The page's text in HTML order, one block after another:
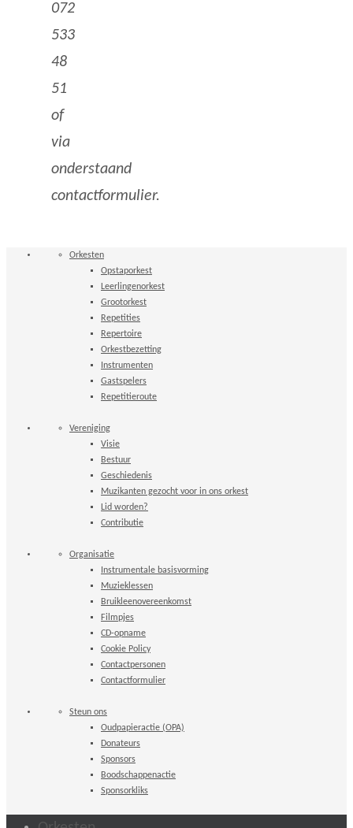
072
533
48
51
of
via
onderstaand
contactformulier.
Orkesten
Opstaporkest
Leerlingenorkest
Grootorkest
Repetities
Repertoire
Orkestbezetting
Instrumenten
Gastspelers
Repetitieroute
Vereniging
Visie
Bestuur
Geschiedenis
Muzikanten gezocht voor in ons orkest
Lid worden?
Contributie
Organisatie
Instrumentale basisvorming
Muzieklessen
Bruikleenovereenkomst
Filmpjes
CD-opname
Cookie Policy
Contactpersonen
Contactformulier
Steun ons
Oudpapieractie (OPA)
Donateurs
Sponsors
Boodschappenactie
Sponsorkliks